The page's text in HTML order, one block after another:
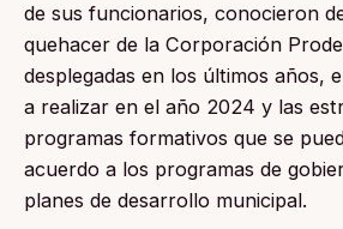
de sus funcionarios, conocieron
quehacer de la Corporación
desplegadas en los últimos años,
a realizar en el año 2024 y las
programas formativos que se
acuerdo a los programas de
planes de desarrollo municipal.